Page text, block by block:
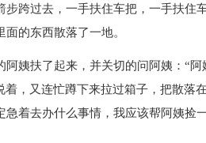
跨过去，一手扶住车把，一手扶住
的东西散落了一地。
姨扶了起来，并关切的问阿姨：“阿
，又连忙蹲下来拉过箱子，把散落
着去办什么事情，我应该帮阿姨捡